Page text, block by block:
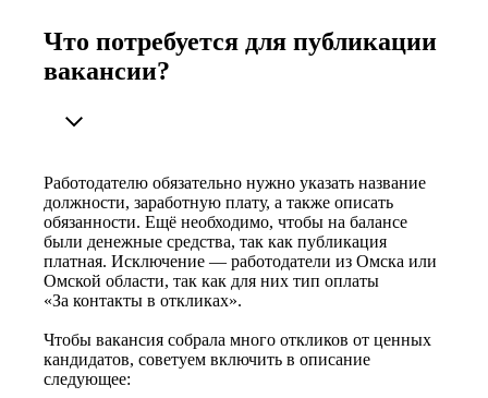
Что потребуется для публикации
вакансии?
Работодателю обязательно нужно указать название
должности, заработную плату, а также описать
обязанности. Ещё необходимо, чтобы на балансе
были денежные средства, так как публикация
платная. Исключение — работодатели из Омска или
Омской области, так как для них тип оплаты
«За контакты в откликах».
Чтобы вакансия собрала много откликов от ценных
кандидатов, советуем включить в описание
следующее: